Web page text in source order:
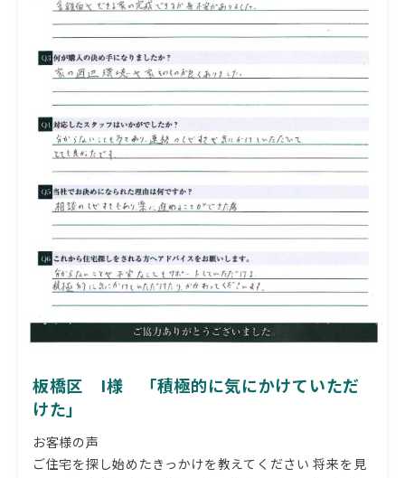
板橋区 I様 「積極的に気にかけていただ
けた」
お客様の声
ご住宅を探し始めたきっかけを教えてください 将来を見